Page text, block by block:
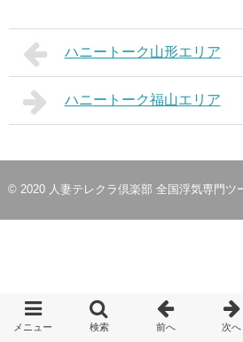
ハニートーク山形エリア
ハニートーク福山エリア
© 2020 人妻テレクラ倶楽部 全国浮気専門ツ